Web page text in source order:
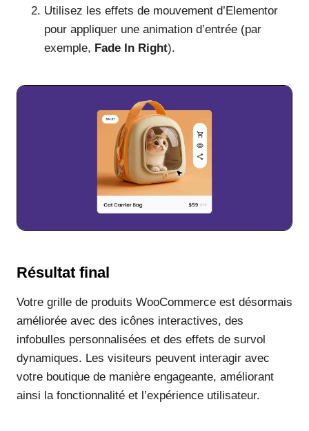
Utilisez les effets de mouvement d’Elementor
pour appliquer une animation d’entrée (par
exemple, Fade In Right).
Résultat final
Votre grille de produits WooCommerce est désormais
améliorée avec des icônes interactives, des
infobulles personnalisées et des effets de survol
dynamiques. Les visiteurs peuvent interagir avec
votre boutique de manière engageante, améliorant
ainsi la fonctionnalité et l’expérience utilisateur.